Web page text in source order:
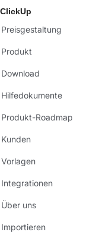
ClickUp
Preisgestaltung
Produkt
Download
Hilfedokumente
Produkt-Roadmap
Kunden
Vorlagen
Integrationen
Über uns
Importieren